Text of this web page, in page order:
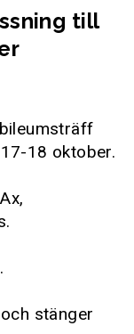
till
18 oktober.
stänger